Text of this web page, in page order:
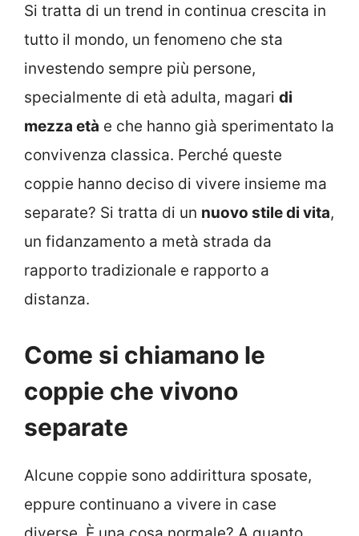
Si tratta di un trend in continua crescita in
tutto il mondo, un fenomeno che sta
investendo sempre più persone,
specialmente di età adulta, magari di
mezza età e che hanno già sperimentato la
convivenza classica. Perché queste
coppie hanno deciso di vivere insieme ma
separate? Si tratta di un nuovo stile di vita,
un fidanzamento a metà strada da
rapporto tradizionale e rapporto a
distanza.
Come si chiamano le
coppie che vivono
separate
Alcune coppie sono addirittura sposate,
eppure continuano a vivere in case